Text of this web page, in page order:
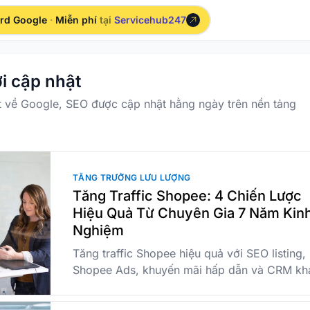
Google · Miễn phí tại Servicehub247
cập nhật
Google, SEO được cập nhật hằng ngày trên nền tảng
TĂNG TRƯỞNG LƯU LƯỢNG
Tăng Traffic Shopee: 4 Chiến Lược
Hiệu Quả Từ Chuyên Gia 7 Năm
Nghiệm
Tăng traffic Shopee hiệu quả với SEO listing,
Shopee Ads, khuyến mãi hấp dẫn và CRM